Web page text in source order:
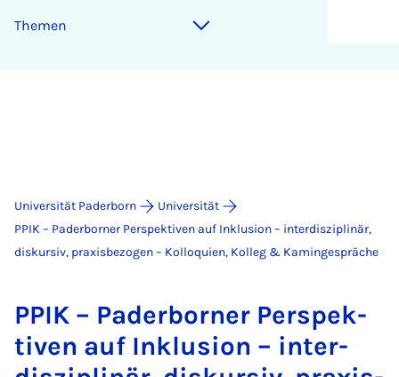
Themen
Universität Paderborn
Universität
PPIK – Paderborner Perspektiven auf Inklusion – interdisziplinär,
diskursiv, praxisbezogen – Kolloquien, Kolleg & Kamingespräche
PPIK – Pa­der­bor­ner Per­spek­
ti­ven auf In­klu­si­on – in­ter­